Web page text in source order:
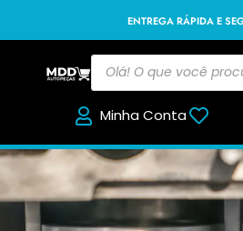
ENTREGA RÁPIDA E
Minha Conta